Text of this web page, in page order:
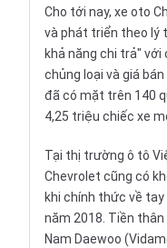
Cho tới nay, xe oto
và phát triển theo lý
khả năng chi trả"
chủng loại vàgiá
đã có mặt trên 140
4,25 triệu chiếc xe
Tại thị trường ô tô
Chevrolet cũng có
khi chính thức về
năm 2018. Tiền
Nam Daewoo (